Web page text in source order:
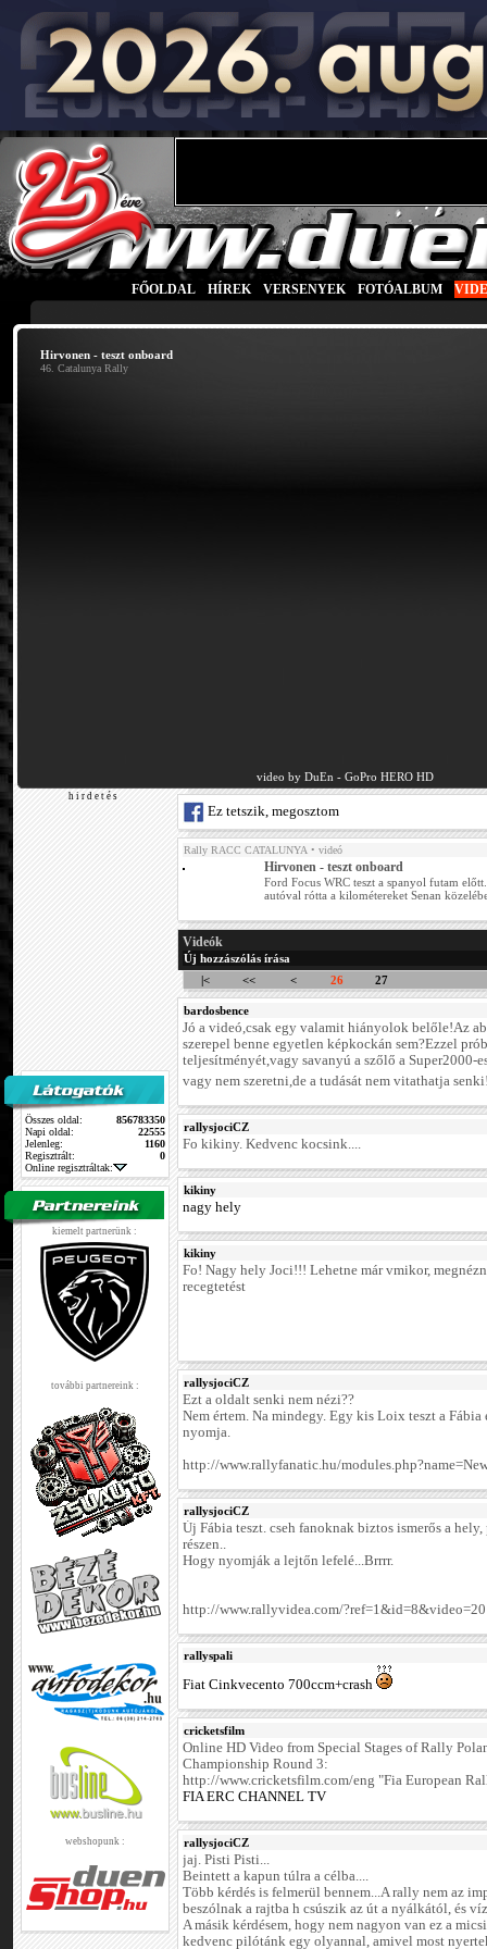
FŐOLDAL HÍREK VERSENYEK FOTÓALBUM
Hirvonen - teszt onboard
46. Catalunya Rally
video by DuEn - GoPro HERO HD
h i r d e t é s
Összes oldal:
856783350
Napi oldal:
22555
Jelenleg:
1160
Regisztrált:
0
Online regisztráltak:
kiemelt partnerünk :
további partnereink :
webshopunk :
Ez tetszik, megosztom
Rally RACC CATALUNYA • videó
Hirvonen - teszt onboard
Ford Focus WRC teszt a spanyol futam
autóval rótta a kilométereket Senan
Videók
Új hozzászólás írása
|<
<< < 26 27
bardosbence
Jó a videó,csak egy valamit hiányolok belőle!Az
szerepel benne egyetlen képkockán sem?Ezzel
teljesítményét,vagy savanyú a szőlő a Super2000-
vagy nem szeretni,de a tudását nem vitathatja
rallysjociCZ
Fo kikiny. Kedvenc kocsink....
kikiny
nagy hely
kikiny
Fo! Nagy hely Joci!!! Lehetne már vmikor,
recegtetést
rallysjociCZ
Ezt a oldalt senki nem nézi??
Nem értem. Na mindegy. Egy kis Loix teszt a
nyomja.
http://www.rallyfanatic.hu/
rallysjociCZ
Új Fábia teszt. cseh fanoknak biztos ismerős a
részen..
Hogy nyomják a lejtőn lefelé...Brrrr.
http://www.rallyvidea.com/
rallyspali
Fiat Cinkvecento 700ccm+crash
cricketsfilm
Online HD Video from Special Stages of Rally
Championship Round 3:
http://www.cricketsfilm.com/eng "Fia European
FIA ERC CHANNEL TV
rallysjociCZ
jaj. Pisti Pisti...
Beintett a kapun túlra a célba....
Több kérdés is felmerül bennem...A rally nem az
beszólnak a rajtba h csúszik az út a nyálkától, és
A másik kérdésem, hogy nem nagyon van ez a
kedvenc pilótánk egy olyannal, amivel most